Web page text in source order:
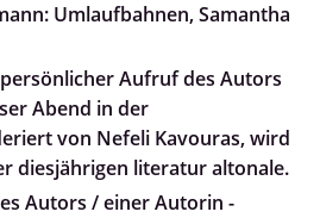
Umlaufbahnen, Samantha
persönlicher Aufruf des Autors
Abend in der
von Nefeli Kavouras, wird
diesjährigen literatur altonale.
Autors / einer Autorin -